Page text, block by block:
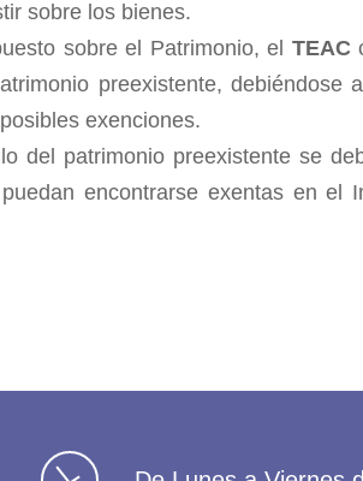
sobre los bienes.
sobre el Patrimonio, el TEAC
preexistente, debiéndose
exenciones.
del patrimonio preexistente se
encontrarse exentas en el